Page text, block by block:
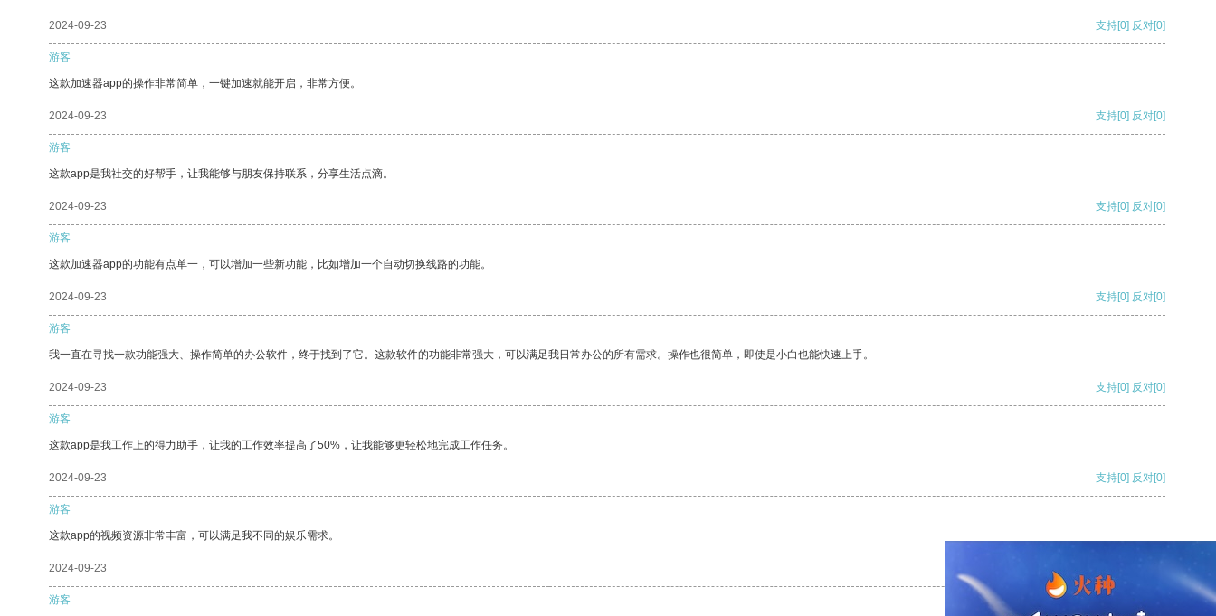
2024-09-23 支持[0] 反对[0]
游客
这款加速器app的操作非常简单，一键加速就能开启，非常方便。
2024-09-23 支持[0] 反对[0]
游客
这款app是我社交的好帮手，让我能够与朋友保持联系，分享生活点滴。
2024-09-23 支持[0] 反对[0]
游客
这款加速器app的功能有点单一，可以增加一些新功能，比如增加一个自动切换线路的功能。
2024-09-23 支持[0] 反对[0]
游客
我一直在寻找一款功能强大、操作简单的办公软件，终于找到了它。这款软件的功能非常强大，可以满足我日常办公的所有需求。操作也很简单，即使是小白也能快速上手。
2024-09-23 支持[0] 反对[0]
游客
这款app是我工作上的得力助手，让我的工作效率提高了50%，让我能够更轻松地完成工作任务。
2024-09-23 支持[0] 反对[0]
游客
这款app的视频资源非常丰富，可以满足我不同的娱乐需求。
2024-09-23
游客